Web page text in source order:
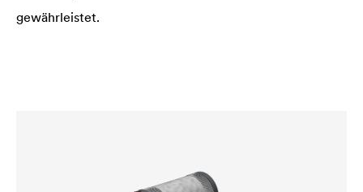
gewährleistet.